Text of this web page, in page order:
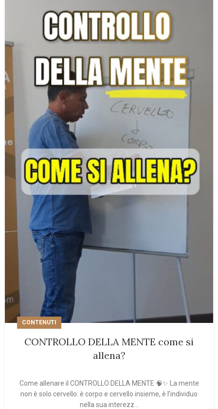
CONTENUTI
CONTROLLO DELLA MENTE come si
allena?
Come allenare il CONTROLLO DELLA MENTE 🧠✨ La mente
non è solo cervello: è corpo e cervello insieme, è l’individuo
nella sua interezz...